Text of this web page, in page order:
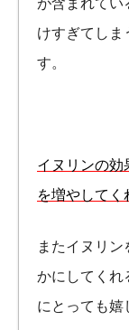
が含まれてい
けすぎてしま
す。
イヌリンの効
を増やしてく
またイヌリ
かにしてくれ
にとっても嬉